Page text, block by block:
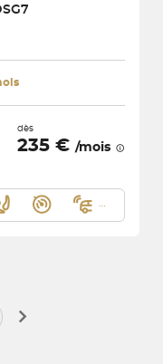
dès
235 € /mois